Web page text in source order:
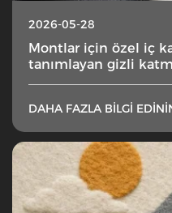
2026-05-28
Montlar için özel iç
tanımlayan gizli
DAHA FAZLA BILGI